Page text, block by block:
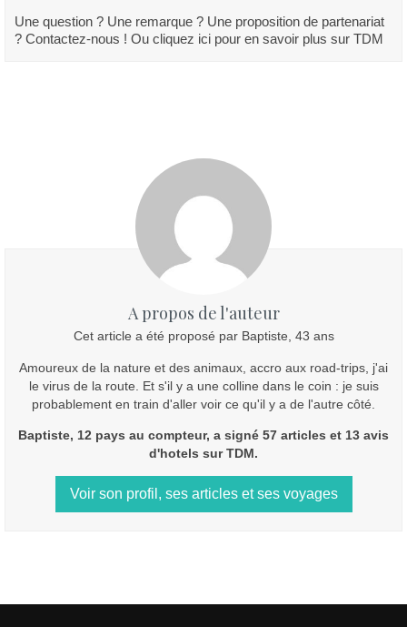
Une question ? Une remarque ? Une proposition de partenariat
? Contactez-nous ! Ou cliquez ici pour en savoir plus sur TDM
A propos de l'auteur
Cet article a été proposé par Baptiste, 43 ans
Amoureux de la nature et des animaux, accro aux road-trips, j'ai
le virus de la route. Et s'il y a une colline dans le coin : je suis
probablement en train d'aller voir ce qu'il y a de l'autre côté.
Baptiste, 12 pays au compteur, a signé 57 articles et 13 avis
d'hotels sur TDM.
Voir son profil, ses articles et ses voyages